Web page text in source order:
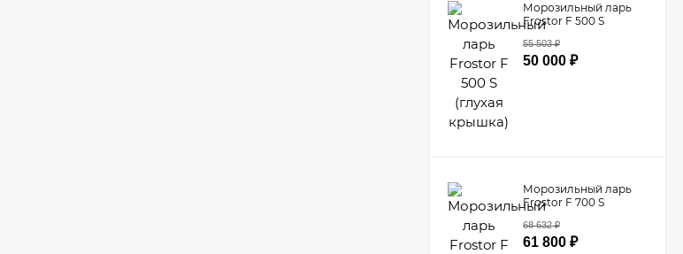
Морозильный ларь
Frostor F 500 S
55 503₽
50 000 ₽
Морозильный ларь
Frostor F 700 S
68 632₽
61 800 ₽